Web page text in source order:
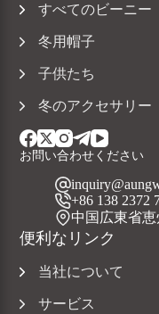
お問い合わせください
+86 138 2372
中国広東省
便利なリンク
当社について
サービス
すべてのビーニー
冬用帽子
子供たち
冬のアクセサリー